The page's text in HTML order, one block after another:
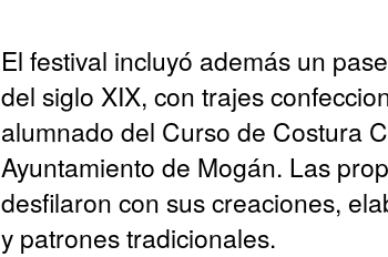
El festival incluyó además un
del siglo XIX, con trajes
alumnado del Curso de Costura
Ayuntamiento de Mogán. Las
desfilaron con sus creaciones,
y patrones tradicionales.